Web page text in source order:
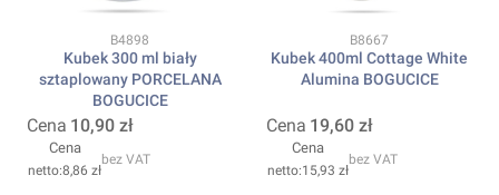
Kod produktu
B4898
Kubek 300 ml biały
sztaplowany PORCELANA
BOGUCICE
Cena 10,90 zł
Cena
8,86 zł
bez VAT
Kod produktu
B8667
Kubek 400ml Cottage White
Alumina BOGUCICE
Cena 19,60 zł
Cena
15,93 zł
bez VAT